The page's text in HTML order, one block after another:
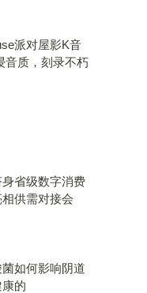
派对屋影K音
音质，刻录不朽
省级数字消费
供需对接会
如何影响阴道
的